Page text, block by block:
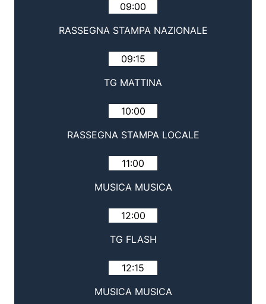
09:00
RASSEGNA STAMPA NAZIONALE
09:15
TG MATTINA
10:00
RASSEGNA STAMPA LOCALE
11:00
MUSICA MUSICA
12:00
TG FLASH
12:15
MUSICA MUSICA